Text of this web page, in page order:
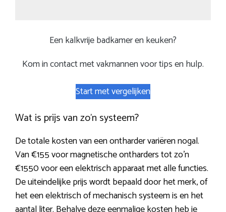
Een kalkvrije badkamer en keuken?
Kom in contact met vakmannen voor tips en hulp.
Start met vergelijken
Wat is prijs van zo’n systeem?
De totale kosten van een ontharder variëren nogal.
Van €155 voor magnetische ontharders tot zo’n
€1550 voor een elektrisch apparaat met alle functies.
De uiteindelijke prijs wordt bepaald door het merk, of
het een elektrisch of mechanisch systeem is en het